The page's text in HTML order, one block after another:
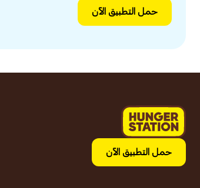
حمل التطبيق الآن
حمل التطبيق الآن